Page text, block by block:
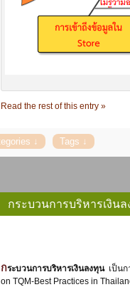
Read the rest of this entry »
กระบวนการบริหารเงิน
กระบวนการบริหารเงินลงทุนเป็นก
on TQM-Best Practices in